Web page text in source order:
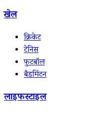
खेल
क्रिकेट
टेनिस
फुटबॉल
बैडमिंटन
लाइफस्टाइल